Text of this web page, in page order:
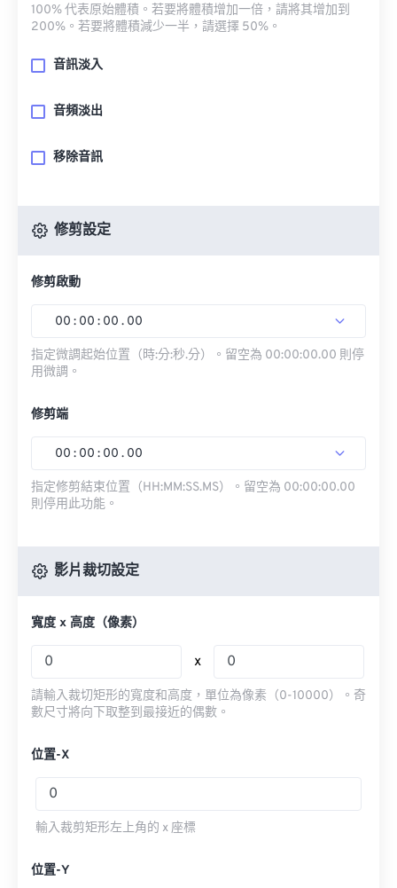
100% 代表原始體積。若要將體積增加一倍，請將其增加到
200%。若要將體積減少一半，請選擇 50%。
音訊淡入
音頻淡出
移除音訊
修剪設定
修剪啟動
00 : 00 : 00 . 00
指定微調起始位置（時:分:秒.分）。留空為 00:00:00.00 則停
用微調。
修剪端
00 : 00 : 00 . 00
指定修剪結束位置（HH:MM:SS.MS）。留空為 00:00:00.00
則停用此功能。
影片裁切設定
寬度 x 高度（像素）
x
請輸入裁切矩形的寬度和高度，單位為像素（0-10000）。奇
數尺寸將向下取整到最接近的偶數。
位置-X
輸入裁剪矩形左上角的 x 座標
位置-Y